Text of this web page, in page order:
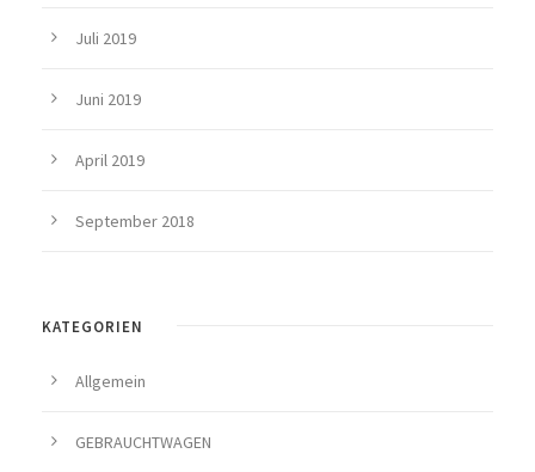
Juli 2019
Juni 2019
April 2019
September 2018
KATEGORIEN
Allgemein
GEBRAUCHTWAGEN